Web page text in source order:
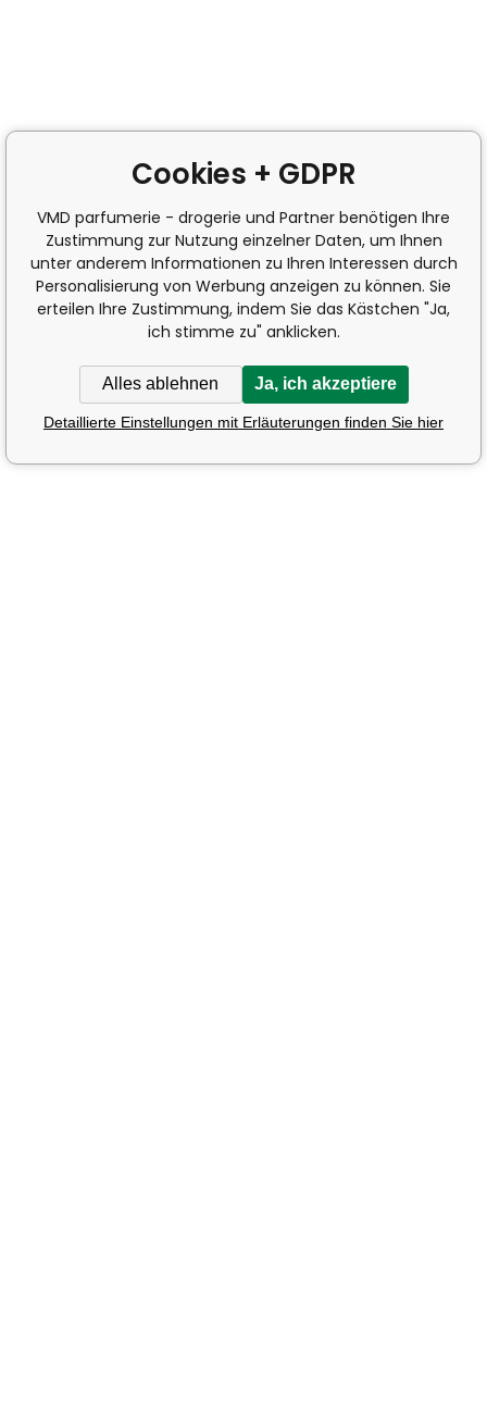
Cookies + GDPR
VMD parfumerie - drogerie und Partner benötigen Ihre
Zustimmung zur Nutzung einzelner Daten, um Ihnen
unter anderem Informationen zu Ihren Interessen durch
Personalisierung von Werbung anzeigen zu können. Sie
erteilen Ihre Zustimmung, indem Sie das Kästchen "Ja,
ich stimme zu" anklicken.
Alles ablehnen Ja, ich akzeptiere
Detaillierte Einstellungen mit Erläuterungen finden Sie hier